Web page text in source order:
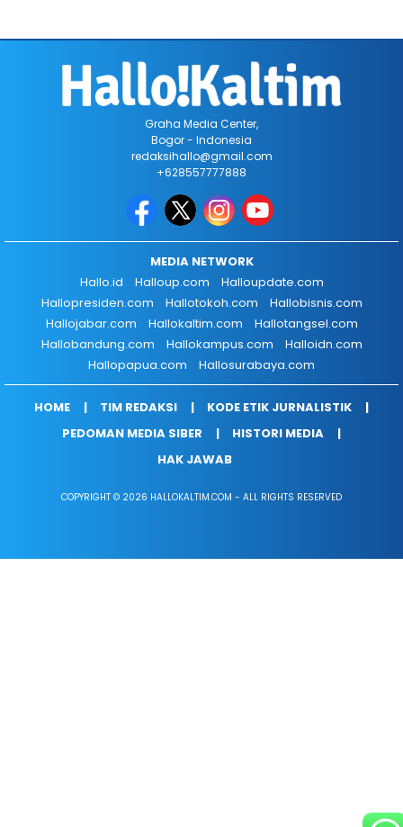
Graha Media Center,
Bogor - Indonesia
redaksihallo@gmail.com
+628557777888
MEDIA NETWORK
Hallo.id
Halloup.com
Halloupdate.com
Hallopresiden.com
Hallotokoh.com
Hallobisnis.com
Hallojabar.com
Hallokaltim.com
Hallotangsel.com
Hallobandung.com
Hallokampus.com
Halloidn.com
Hallopapua.com
Hallosurabaya.com
HOME TIM REDAKSI
KODE ETIK JURNALISTIK
PEDOMAN MEDIA SIBER
HISTORI MEDIA
HAK JAWAB
COPYRIGHT © 2026 HALLOKALTIM.COM - ALL RIGHTS RESERVED